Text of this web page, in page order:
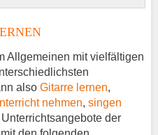
Allgemeinen mit vielfältigen
also Gitarre lernen,
nehmen, singen
der